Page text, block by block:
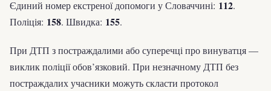
Єдиний номер екстреної допомоги у Словаччині: 112.
Поліція: 158. Швидка: 155.
При ДТП з постраждалими або суперечці про винуватця —
виклик поліції обов’язковий. При незначному ДТП без
постраждалих учасники можуть скласти протокол